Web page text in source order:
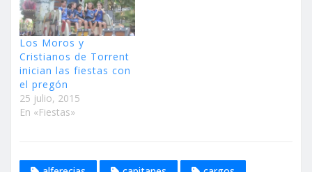
Los Moros y
Cristianos de Torrent
inician las fiestas con
el pregón
25 julio, 2015
En «Fiestas»